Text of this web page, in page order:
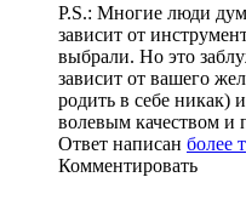
P.S.: Многие люди
зависит от
выбрали. Но это
зависит от вашего
родить в себе никак)
волевым качеством и
Ответ написан более
Комментировать